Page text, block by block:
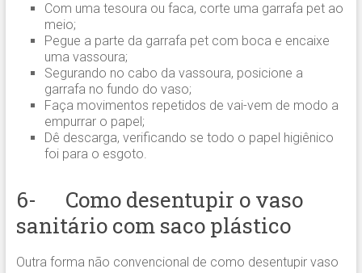
Com uma tesoura ou faca, corte uma garrafa pet ao
meio;
Pegue a parte da garrafa pet com boca e encaixe
uma vassoura;
Segurando no cabo da vassoura, posicione a
garrafa no fundo do vaso;
Faça movimentos repetidos de vai-vem de modo a
empurrar o papel;
Dê descarga, verificando se todo o papel higiênico
foi para o esgoto.
6- Como desentupir o vaso
sanitário com saco plástico
Outra forma não convencional de como desentupir vaso